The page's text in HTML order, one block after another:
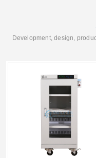
Development, design,